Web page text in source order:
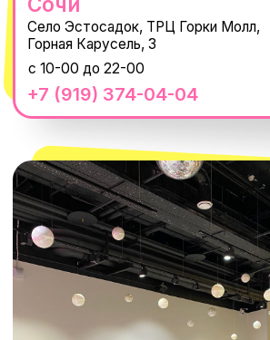
ИП Проворный Алексей Алексеевич
ИНН 667114098580
ОГРНИП 320665800076581
WhatsApp
8 800 550-06-92
КОНТАКТЫ
Вакансии
Магазины
© 2021-2025 Macrocosm ®
Оферта
Пользовательское соглашение
Политика обработки персональных
данных